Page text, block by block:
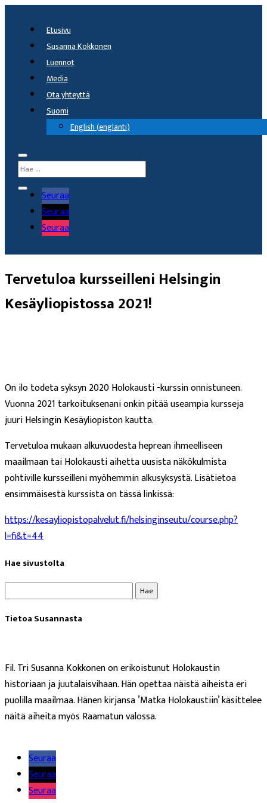
Etusivu
Susanna Kokkonen
Luennot
Media
Ota yhteyttä
Suomi
English(englanti)
Seuraa
Seuraa
Seuraa
Tervetuloa kursseilleni Helsingin
Kesäyliopistossa 2021!
On ilo todeta syksyn 2020 Holokausti -kurssin onnistuneen.
Vuonna 2021 tarkoituksenani onkin pitää useampia kursseja
juuri Helsingin Kesäyliopiston kautta.
Tervetuloa mukaan alkuvuodesta heprean ihmeelliseen
maailmaan tai Holokausti aihetta uusista näkökulmista
pohtiville kursseilleni myöhemmin alkusyksystä. Lisätietoa
ensimmäisestä kurssista on tässä linkissä:
https://kesayliopistopalvelut.fi/helsinginseutu/course.php?
l=fi&t=44
Hae sivustolta
Tietoa Susannasta
Fil. Tri Susanna Kokkonen on erikoistunut Holokaustin
historiaan ja juutalaisvihaan. Hän opettaa näistä aiheista eri
puolilla maailmaa. Hänen kirjansa ’Matka Holokaustiin’ käsittelee
näitä aiheita myös Raamatun valossa.
Seuraa
Seuraa
Seuraa